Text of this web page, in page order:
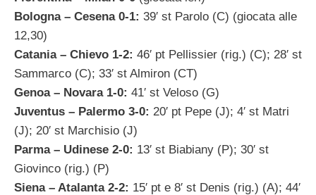
Bologna – Cesena 0-1: 39′ st Parolo (C) (giocata alle
12,30)
Catania – Chievo 1-2: 46′ pt Pellissier (rig.) (C); 28′ st
Sammarco (C); 33′ st Almiron (CT)
Genoa – Novara 1-0: 41′ st Veloso (G)
Juventus – Palermo 3-0: 20′ pt Pepe (J); 4′ st Matri
(J); 20′ st Marchisio (J)
Parma – Udinese 2-0: 13′ st Biabiany (P); 30′ st
Giovinco (rig.) (P)
Siena – Atalanta 2-2: 15′ pt e 8′ st Denis (rig.) (A); 44′